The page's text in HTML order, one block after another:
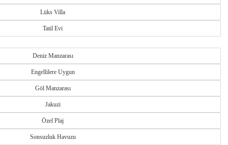
Lüks Villa
Tatil Evi
Deniz Manzarası
Engellilere Uygun
Göl Manzarası
Jakuzi
Özel Plaj
Sonsuzluk Havuzu